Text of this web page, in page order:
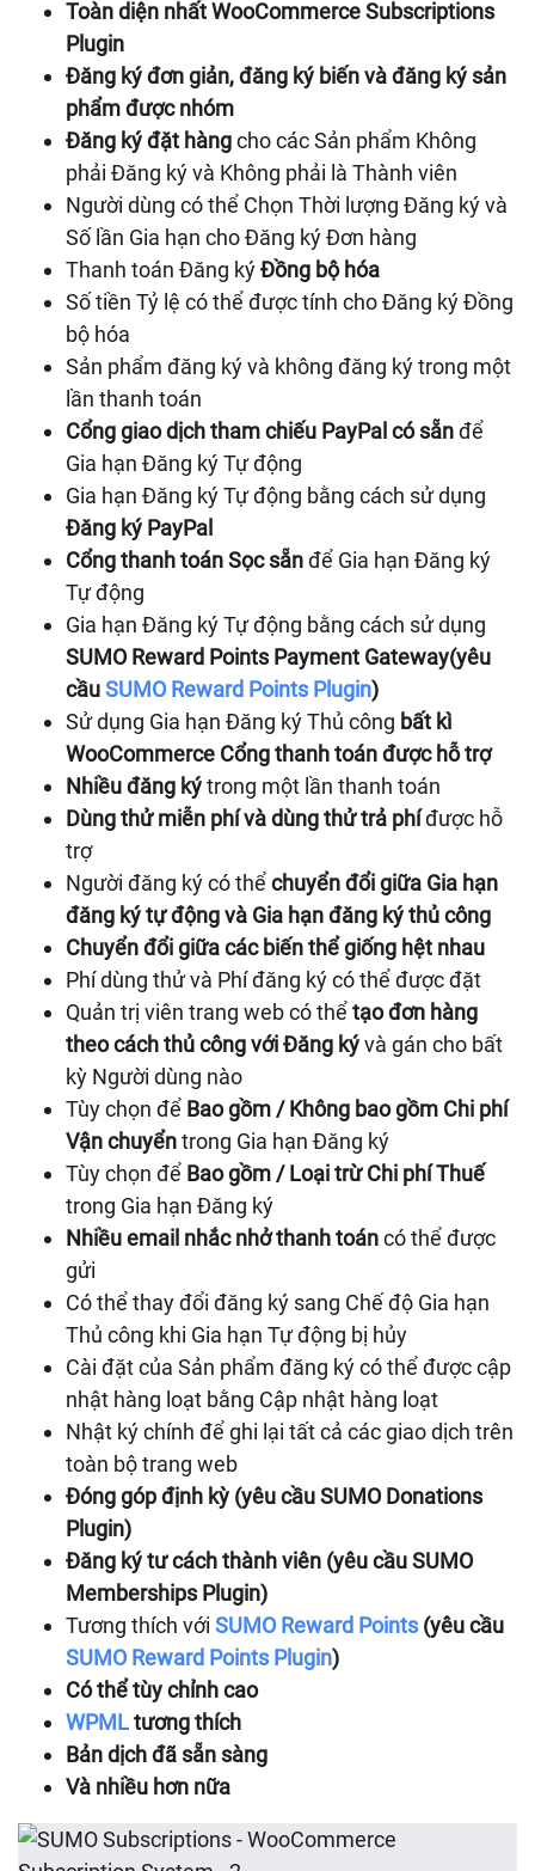
Toàn diện nhất WooCommerce Subscriptions
Plugin
Đăng ký đơn giản, đăng ký biến và đăng ký sản
phẩm được nhóm
Đăng ký đặt hàngcho các Sản phẩm Không
phải Đăng ký và Không phải là Thành viên
Người dùng có thể Chọn Thời lượng Đăng ký và
Số lần Gia hạn cho Đăng ký Đơn hàng
Thanh toán Đăng kýĐồng bộ hóa
Số tiền Tỷ lệ có thể được tính cho Đăng ký Đồng
bộ hóa
Sản phẩm đăng ký và không đăng ký trong một
lần thanh toán
Cổng giao dịch tham chiếu PayPal có sẵnđể
Gia hạn Đăng ký Tự động
Gia hạn Đăng ký Tự động bằng cách sử dụng
Đăng ký PayPal
Cổng thanh toán Sọc sẵnđể Gia hạn Đăng ký
Tự động
Gia hạn Đăng ký Tự động bằng cách sử dụng
SUMO Reward Points Payment Gateway(yêu
cầuSUMO Reward Points Plugin)
Sử dụng Gia hạn Đăng ký Thủ công bất kì
WooCommerce Cổng thanh toán được hỗ trợ
Nhiều đăng kýtrong một lần thanh toán
Dùng thử miễn phí và dùng thử trả phíđược hỗ
trợ
Người đăng ký có thểchuyển đổi giữa Gia hạn
đăng ký tự động và Gia hạn đăng ký thủ công
Chuyển đổi giữa các biến thể giống hệt nhau
Phí dùng thử và Phí đăng ký có thể được đặt
Quản trị viên trang web có thểtạo đơn hàng
theo cách thủ công với Đăng kývà gán cho bất
kỳ Người dùng nào
Tùy chọn để Bao gồm / Không bao gồm Chi phí
Vận chuyểntrong Gia hạn Đăng ký
Tùy chọn để Bao gồm / Loại trừ Chi phí Thuế
trong Gia hạn Đăng ký
Nhiều email nhắc nhở thanh toáncó thể được
gửi
Có thể thay đổi đăng ký sang Chế độ Gia hạn
Thủ công khi Gia hạn Tự động bị hủy
Cài đặt của Sản phẩm đăng ký có thể được cập
nhật hàng loạt bằng Cập nhật hàng loạt
Nhật ký chính để ghi lại tất cả các giao dịch trên
toàn bộ trang web
Đóng góp định kỳ (yêu cầu SUMO Donations
Plugin)
Đăng ký tư cách thành viên (yêu cầu SUMO
Memberships Plugin)
Tương thích với SUMO Reward Points (yêu cầu
SUMO Reward Points Plugin)
Có thể tùy chỉnh cao
WPMLtương thích
Bản dịch đã sẵn sàng
Và nhiều hơn nữa